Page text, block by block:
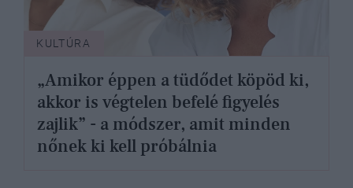
KULTÚRA
„Amikor éppen a tüdődet köpöd ki,
akkor is végtelen befelé figyelés
zajlik” - a módszer, amit minden
nőnek ki kell próbálnia